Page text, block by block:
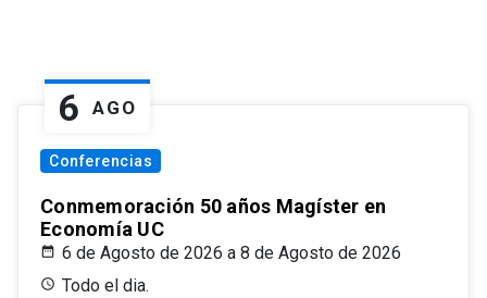
6 AGO
Conferencias
Conmemoración 50 años Magíster en
Economía UC
6 de Agosto de 2026 a 8 de Agosto de 2026
Todo el dia.